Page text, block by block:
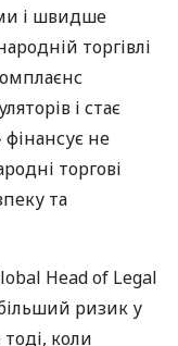
і швидше
торгівлі
і стає
не
торгові
та
Head of Legal
ризик у
коли